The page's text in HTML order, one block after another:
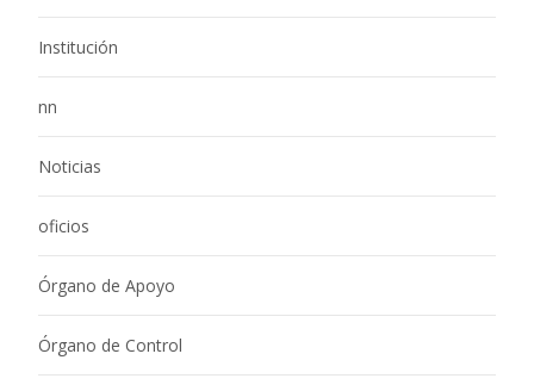
Institución
nn
Noticias
oficios
Órgano de Apoyo
Órgano de Control